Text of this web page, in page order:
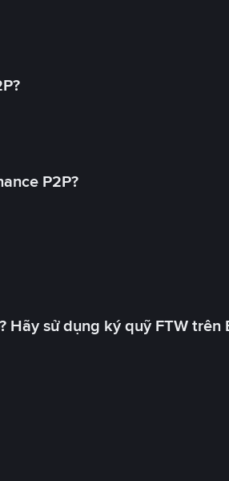
P2P?
sử dụng ký quỹ FTW trên